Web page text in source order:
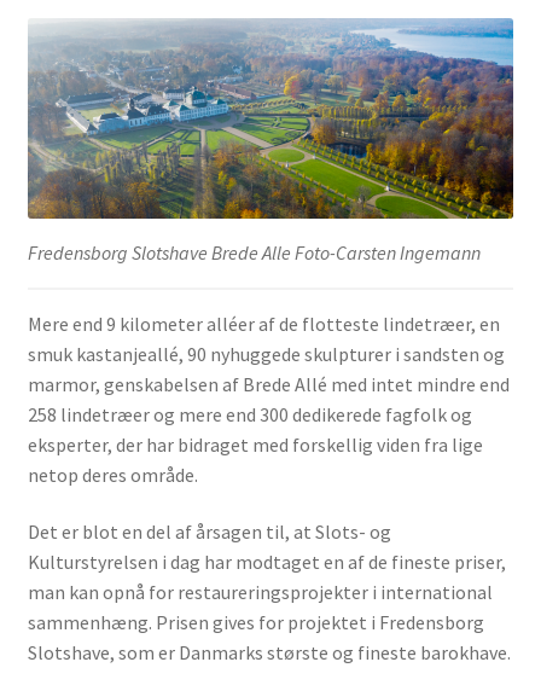
Reception på Det videnskabelige Selskab for
at fejre prisen til FibraNet
INTERNATIONALT
Event archives
Europa Nostra Danmark har fået en ny
bestyrelsesformand
Fall event
Gå-Hjem møde Dragør 2015
Fredensborg Slotshave Brede Alle Foto-Carsten Ingemann
Mere end 9 kilometer alléer af de flotteste lindetræer, en
smuk kastanjeallé, 90 nyhuggede skulpturer i sandsten og
marmor, genskabelsen af Brede Allé med intet mindre end
258 lindetræer og mere end 300 dedikerede fagfolk og
eksperter, der har bidraget med forskellig viden fra lige
netop deres område.
Det er blot en del af årsagen til, at Slots- og
Kulturstyrelsen i dag har modtaget en af de fineste priser,
man kan opnå for restaureringsprojekter i international
sammenhæng. Prisen gives for projektet i Fredensborg
Slotshave, som er Danmarks største og fineste barokhave.